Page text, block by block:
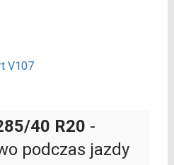
V107
40 R20 -
podczas jazdy